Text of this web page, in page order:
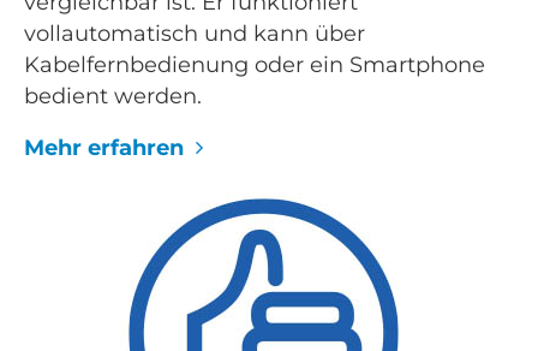
vollautomatisch und kann über
Kabelfernbedienung oder ein Smartphone
bedient werden.
Mehr erfahren